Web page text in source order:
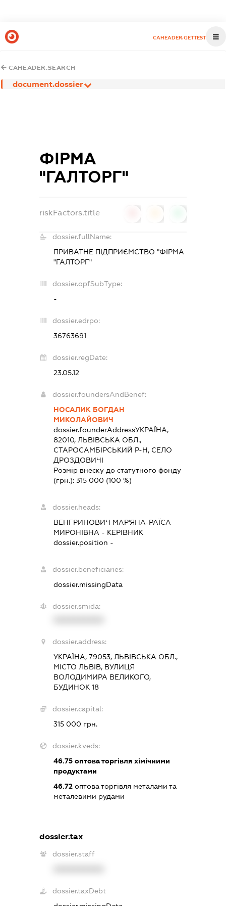
CAHEADER.GETTEST
CAHEADER.SEARCH
document.dossier
ФІРМА
"ГАЛТОРГ"
riskFactors.title
dossier.fullName:
ПРИВАТНЕ ПІДПРИЄМСТВО "ФІРМА
"ГАЛТОРГ"
dossier.opfSubType:
-
dossier.edrpo:
36763691
dossier.regDate:
23.05.12
dossier.foundersAndBenef:
НОСАЛИК БОГДАН
МИКОЛАЙОВИЧ
dossier.founderAddressУКРАЇНА,
82010, ЛЬВІВСЬКА ОБЛ.,
СТАРОСАМБІРСЬКИЙ Р-Н, СЕЛО
ДРОЗДОВИЧІ
Розмір внеску до статутного фонду
(грн.):315 000 (100 %)
dossier.heads:
ВЕНГРИНОВИЧ МАР'ЯНА-РАЇСА
МИРОНІВНА - КЕРІВНИК
dossier.position -
dossier.beneficiaries:
dossier.missingData
dossier.smida:
dossier.address:
УКРАЇНА, 79053, ЛЬВІВСЬКА ОБЛ.,
МІСТО ЛЬВІВ, ВУЛИЦЯ
ВОЛОДИМИРА ВЕЛИКОГО,
БУДИНОК 18
dossier.capital:
315 000 грн.
dossier.kveds:
46.75 оптова торгівля хімічними
продуктами
46.72 оптова торгівля металами та
металевими рудами
dossier.tax
dossier.staff
dossier.taxDebt